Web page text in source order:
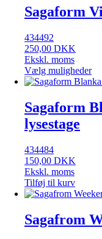
Sagaform
434492
250,00 DKK
Ekskl. moms
Vælg muligheder
Sagaform
lysestage
434484
150,00 DKK
Ekskl. moms
Tilføj til kurv
Sagafrom